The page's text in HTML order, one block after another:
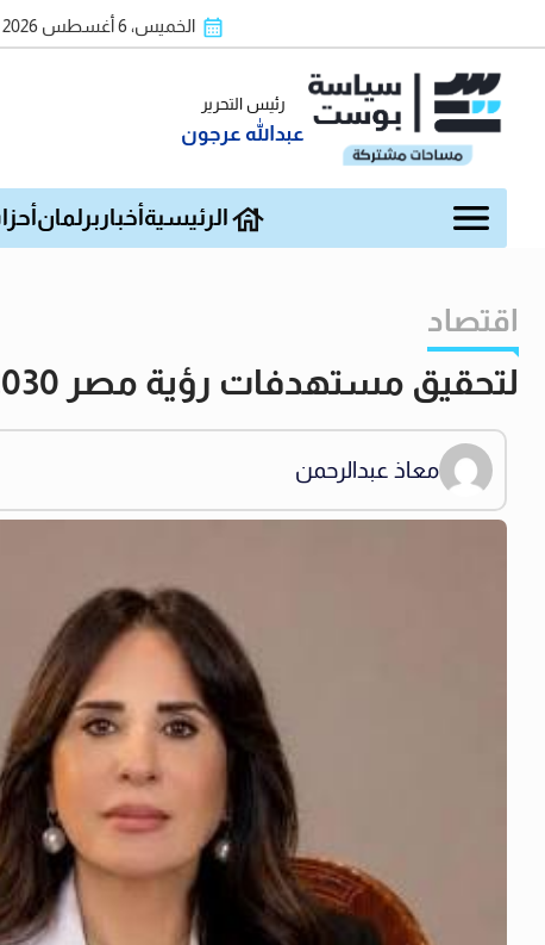
الخميس، 6 أغسطس 2026
رئيس التحرير
عبدالله عرجون
الرئيسية أخبار برلمان
اقتصاد
لتحقيق مستهدفات رؤية مصر 2030 وزيرة الإسكان تتابع تنفيذ مشروعات مدن الصعيد الجديدة
معاذ عبدالرحمن